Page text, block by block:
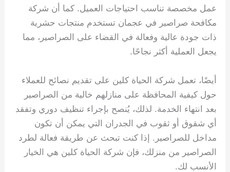
عمل مخصصة تناسب احتياجات العميل. كما أن شركة
مكافحة صراصير في عجمان تستخدم منتجات حشرية
ذات جودة عالية وفعالة في القضاء على الصراصير، مما
يجعل العملية أكثر نجاحًا.
أيضًا، تعمل شركة الحياة كلين على تقديم نصائح للعملاء
حول كيفية المحافظة على منازلهم خالية من الصراصير
بعد انتهاء الخدمة. لذلك، يُنصح بإجراء تنظيف دوري وتفقد
أي شقوق أو ثقوب في الجدران التي يمكن أن تكون
مداخل للصراصير. إذا كنت تبحث عن طريقة فعالة لطرد
الصراصير من منزلك، فإن شركة الحياة كلين هي الخيار
الأنسب لك.